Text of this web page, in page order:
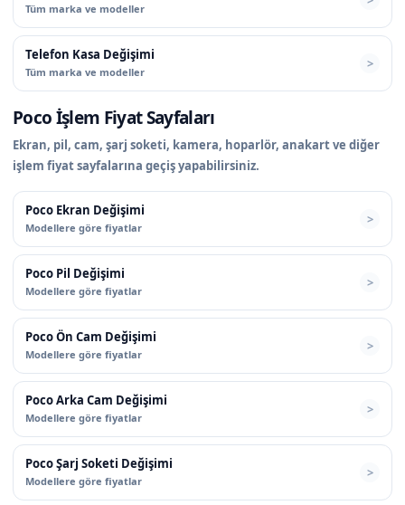
Tüm marka ve modeller
Telefon Kasa Değişimi
Tüm marka ve modeller
Poco İşlem Fiyat Sayfaları
Ekran, pil, cam, şarj soketi, kamera, hoparlör, anakart ve diğer
işlem fiyat sayfalarına geçiş yapabilirsiniz.
Poco Ekran Değişimi
Modellere göre fiyatlar
Poco Pil Değişimi
Modellere göre fiyatlar
Poco Ön Cam Değişimi
Modellere göre fiyatlar
Poco Arka Cam Değişimi
Modellere göre fiyatlar
Poco Şarj Soketi Değişimi
Modellere göre fiyatlar